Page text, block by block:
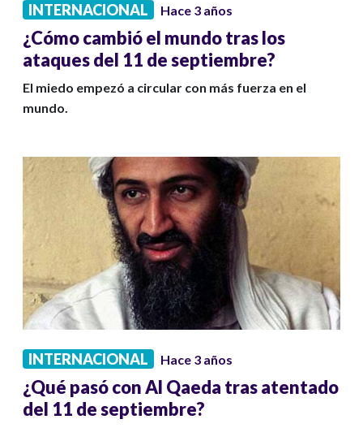
INTERNACIONAL Hace 3 años
¿Cómo cambió el mundo tras los
ataques del 11 de septiembre?
El miedo empezó a circular con más fuerza en el
mundo.
INTERNACIONAL Hace 3 años
¿Qué pasó con Al Qaeda tras atentado
del 11 de septiembre?